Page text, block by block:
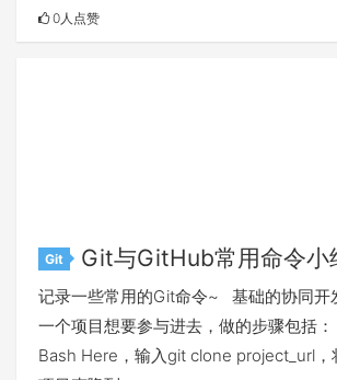
0人点赞
Git Git与GitHub常用命令小
记录一些常用的Git命令~ 基础的协同开
一个项目想要参与进去，做的步骤包括
Bash Here，输入git clone project_url，